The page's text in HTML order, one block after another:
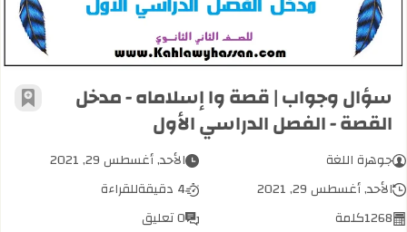
سؤال وجواب | قصة وا إسلاماه - مدخل
القصة - الفصل الدراسي الأول أضف
جوهرة اللغة
الأحد, أغسطس 29, 2021
الأحد, أغسطس 29, 2021
4 دقيقة
للقراءة
1268كلمة 0 تعليق